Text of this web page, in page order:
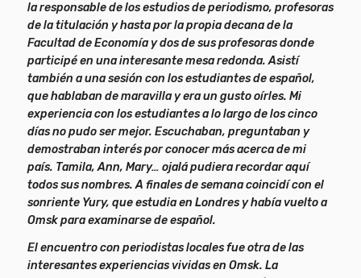
la responsable de los estudios de periodismo, profesoras
de la titulación y hasta por la propia decana de la
Facultad de Economía y dos de sus profesoras donde
participé en una interesante mesa redonda. Asistí
también a una sesión con los estudiantes de español,
que hablaban de maravilla y era un gusto oírles. Mi
experiencia con los estudiantes a lo largo de los cinco
días no pudo ser mejor. Escuchaban, preguntaban y
demostraban interés por conocer más acerca de mi
país. Tamila, Ann, Mary… ojalá pudiera recordar aquí
todos sus nombres. A finales de semana coincidí con el
sonriente Yury, que estudia en Londres y había vuelto a
Omsk para examinarse de español.
El encuentro con periodistas locales fue otra de las
interesantes experiencias vividas en Omsk. La